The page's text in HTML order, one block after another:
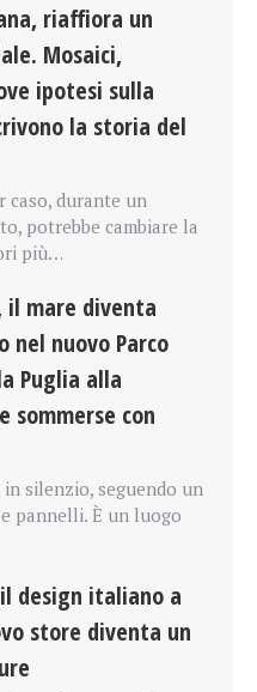
riaffiora un
Mosaici,
ipotesi sulla
la storia del
caso, durante un
potrebbe cambiare la
più…
il mare diventa
nel nuovo Parco
Puglia alla
con
silenzio, seguendo un
pannelli. È un luogo
design italiano a
store diventa un